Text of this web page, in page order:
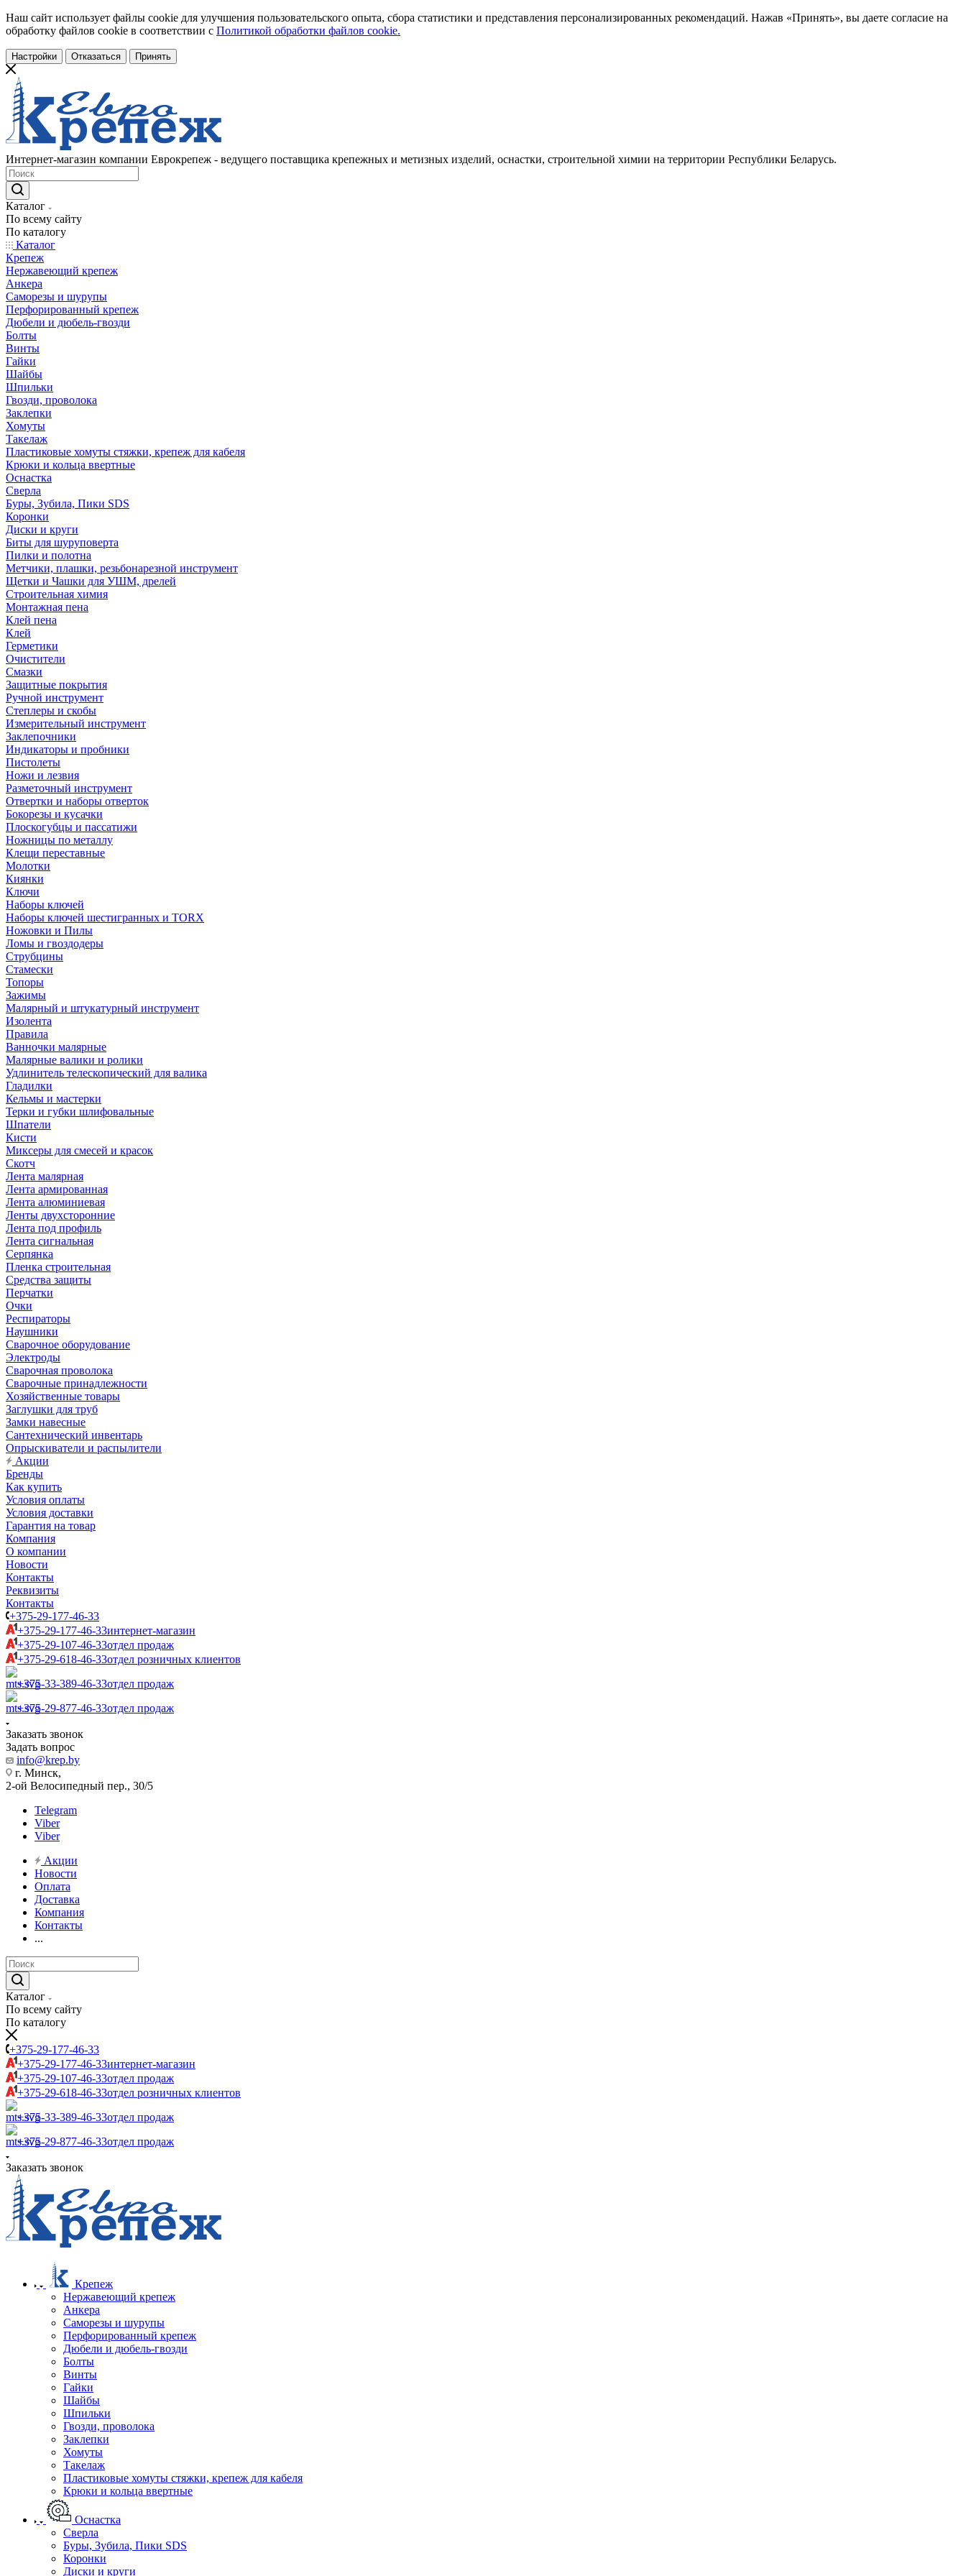
Наш сайт использует файлы cookie для улучшения пользовательского опыта, сбора статистики и представления персонализированных рекомендаций. Нажав «Принять», вы даете согласие на
обработку файлов cookie в соответствии с Политикой обработки файлов cookie.
Настройки Отказаться Принять
Интернет-магазин компании Еврокрепеж - ведущего поставщика крепежных и метизных изделий, оснастки, строительной химии на территории Республики Беларусь.
Каталог
По всему сайту
По каталогу
Каталог
Крепеж
Нержавеющий крепеж
Анкера
Саморезы и шурупы
Перфорированный крепеж
Дюбели и дюбель-гвозди
Болты
Винты
Гайки
Шайбы
Шпильки
Гвозди, проволока
Заклепки
Хомуты
Такелаж
Пластиковые хомуты стяжки, крепеж для кабеля
Крюки и кольца ввертные
Оснастка
Сверла
Буры, Зубила, Пики SDS
Коронки
Диски и круги
Биты для шуруповерта
Пилки и полотна
Метчики, плашки, резьбонарезной инструмент
Щетки и Чашки для УШМ, дрелей
Строительная химия
Монтажная пена
Клей пена
Клей
Герметики
Очистители
Смазки
Защитные покрытия
Ручной инструмент
Степлеры и скобы
Измерительный инструмент
Заклепочники
Индикаторы и пробники
Пистолеты
Ножи и лезвия
Разметочный инструмент
Отвертки и наборы отверток
Бокорезы и кусачки
Плоскогубцы и пассатижи
Ножницы по металлу
Клещи переставные
Молотки
Киянки
Ключи
Наборы ключей
Наборы ключей шестигранных и TORX
Ножовки и Пилы
Ломы и гвоздодеры
Струбцины
Стамески
Топоры
Зажимы
Малярный и штукатурный инструмент
Изолента
Правила
Ванночки малярные
Малярные валики и ролики
Удлинитель телескопический для валика
Гладилки
Кельмы и мастерки
Терки и губки шлифовальные
Шпатели
Кисти
Миксеры для смесей и красок
Скотч
Лента малярная
Лента армированная
Лента алюминиевая
Ленты двухсторонние
Лента под профиль
Лента сигнальная
Серпянка
Пленка строительная
Средства защиты
Перчатки
Очки
Респираторы
Наушники
Сварочное оборудование
Электроды
Сварочная проволока
Сварочные принадлежности
Хозяйственные товары
Заглушки для труб
Замки навесные
Сантехнический инвентарь
Опрыскиватели и распылители
Акции
Бренды
Как купить
Условия оплаты
Условия доставки
Гарантия на товар
Компания
О компании
Новости
Контакты
Реквизиты
Контакты
+375-29-177-46-33
+375-29-177-46-33интернет-магазин
+375-29-107-46-33отдел продаж
+375-29-618-46-33отдел розничных клиентов
+375-33-389-46-33отдел продаж
+375-29-877-46-33отдел продаж
Заказать звонок
Задать вопрос
info@krep.by
г. Минск,
2-ой Велосипедный пер., 30/5
Telegram
Viber
Viber
Акции
Новости
Оплата
Доставка
Компания
Контакты
...
Каталог
По всему сайту
По каталогу
+375-29-177-46-33
+375-29-177-46-33интернет-магазин
+375-29-107-46-33отдел продаж
+375-29-618-46-33отдел розничных клиентов
+375-33-389-46-33отдел продаж
+375-29-877-46-33отдел продаж
Заказать звонок
Крепеж
Нержавеющий крепеж
Анкера
Саморезы и шурупы
Перфорированный крепеж
Дюбели и дюбель-гвозди
Болты
Винты
Гайки
Шайбы
Шпильки
Гвозди, проволока
Заклепки
Хомуты
Такелаж
Пластиковые хомуты стяжки, крепеж для кабеля
Крюки и кольца ввертные
Оснастка
Сверла
Буры, Зубила, Пики SDS
Коронки
Диски и круги